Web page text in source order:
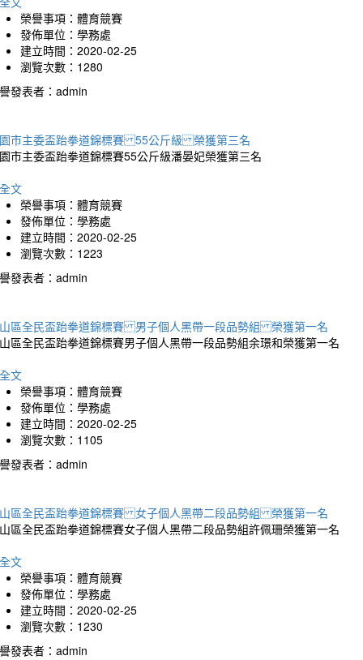
榮譽事項：體育競賽
發佈單位：學務處
建立時間：2020-02-25
瀏覽次數：1280
發表者：admin
市主委盃跆拳道錦標賽 55公斤級 榮獲第三名
市主委盃跆拳道錦標賽55公斤級潘晏妃榮獲第三名
文
榮譽事項：體育競賽
發佈單位：學務處
建立時間：2020-02-25
瀏覽次數：1223
發表者：admin
區全民盃跆拳道錦標賽 男子個人黑帶一段品勢組 榮獲第一名
區全民盃跆拳道錦標賽男子個人黑帶一段品勢組余璟和榮獲第一名
文
榮譽事項：體育競賽
發佈單位：學務處
建立時間：2020-02-25
瀏覽次數：1105
發表者：admin
區全民盃跆拳道錦標賽 女子個人黑帶二段品勢組 榮獲第一名
區全民盃跆拳道錦標賽女子個人黑帶二段品勢組許佩珊榮獲第一名
文
榮譽事項：體育競賽
發佈單位：學務處
建立時間：2020-02-25
瀏覽次數：1230
發表者：admin